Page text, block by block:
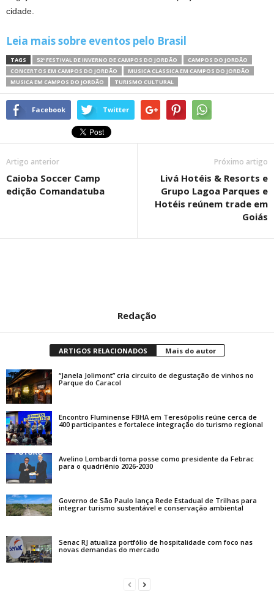
cidade.
Leia mais sobre eventos pelo Brasil
TAGS 52º FESTIVAL DE INVERNO DE CAMPOS DO JORDÃO
CAMPOS DO JORDÃO
CONCERTOS EM CAMPOS DO JORDÃO
MUSICA CLASSICA EM CAMPOS DO JORDÃO
MUSICA EM CAMPOS DO JORDÃO
TURISMO CULTURAL
Facebook Twitter
Artigo anterior
Caioba Soccer Camp
edição Comandatuba
Próximo artigo
Livá Hotéis & Resorts e
Grupo Lagoa Parques e
Hotéis reúnem trade em
Goiás
Redação
ARTIGOS RELACIONADOS Mais do autor
“Janela Jolimont” cria circuito de degustação de vinhos no
Parque do Caracol
Encontro Fluminense FBHA em Teresópolis reúne cerca de
400 participantes e fortalece integração do turismo regional
Avelino Lombardi toma posse como presidente da Febrac
para o quadriênio 2026-2030
Governo de São Paulo lança Rede Estadual de Trilhas para
integrar turismo sustentável e conservação ambiental
Senac RJ atualiza portfólio de hospitalidade com foco nas
novas demandas do mercado